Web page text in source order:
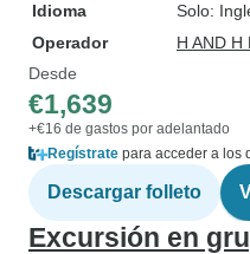
Idioma
Solo:
Operador
H AND H
Desde
€1,639
+€16 de gastos por adelantado
Regístrate para acceder a los
Descargar folleto
Excursión en